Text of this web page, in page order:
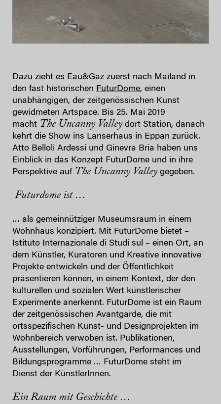
Dazu zieht es Eau&Gaz zuerst nach Mailand in
den fast historischen FuturDome, einen
unabhängigen, der zeitgenössischen Kunst
gewidmeten Artspace. Bis 25. Mai 2019
macht The Uncanny Valleydort Station, danach
kehrt die Show ins Lanserhaus in Eppan zurück.
Atto Belloli Ardessi und Ginevra Bria haben uns
Einblick in das Konzept FuturDome und in ihre
Perspektive auf The Uncanny Valleygegeben.
Futurdome ist …
… als gemeinnütziger Museumsraum in einem
Wohnhaus konzipiert. Mit FuturDome bietet –
Istituto Internazionale di Studi sul – einen Ort, an
dem Künstler, Kuratoren und Kreative innovative
Projekte entwickeln und der Öffentlichkeit
präsentieren können, in einem Kontext, der den
kulturellen und sozialen Wert künstlerischer
Experimente anerkennt. FuturDome ist ein Raum
der zeitgenössischen Avantgarde, die mit
ortsspezifischen Kunst- und Designprojekten im
Wohnbereich verwoben ist. Publikationen,
Ausstellungen, Vorführungen, Performances und
Bildungsprogramme … FuturDome steht im
Dienst der KünstlerInnen.
Ein Raum mit Geschichte …